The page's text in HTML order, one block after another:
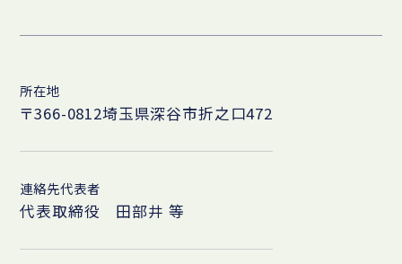
所在地
〒366-0812埼玉県深谷市折之口472
連絡先代表者
代表取締役 田部井 等